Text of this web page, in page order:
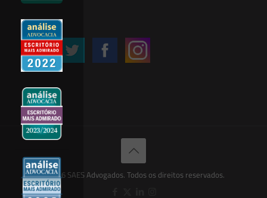
Siga-nos
© 2026 SAES Advogados. Todos os direitos reservados.